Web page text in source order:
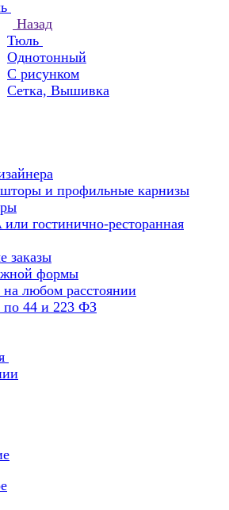
Назад
Тюль
Однотонный
С рисунком
Сетка, Вышивка
и профильные карнизы
гостинично-ресторанная
заказы
формы
на любом расстоянии
по 44 и 223 ФЗ